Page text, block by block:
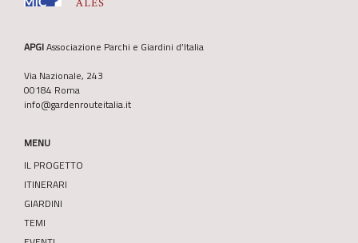
APGIAssociazione Parchi e Giardini d’Italia
Via Nazionale, 243
00184 Roma
info@gardenrouteitalia.it
MENU
IL PROGETTO
ITINERARI
GIARDINI
TEMI